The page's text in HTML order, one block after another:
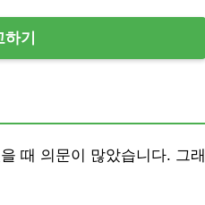
기
때 의문이 많았습니다. 그래